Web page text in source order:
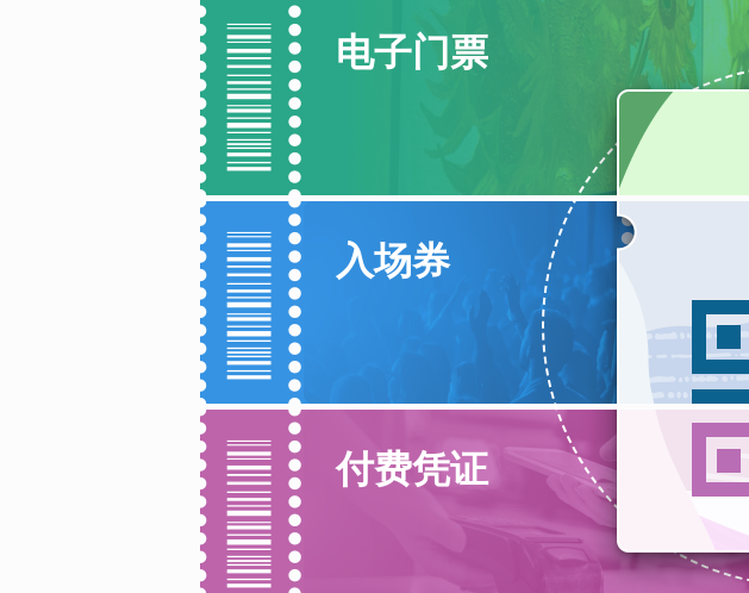
电子门票
入场券
付费凭证